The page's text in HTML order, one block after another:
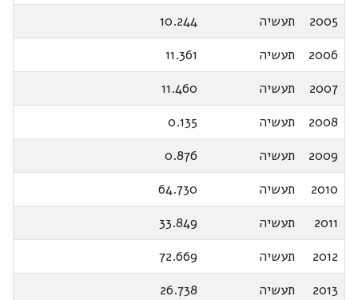
2005
תעשיה
10.244
2006
תעשיה
11.361
2007
תעשיה
11.460
2008
תעשיה
0.135
2009
תעשיה
0.876
2010
תעשיה
64.730
2011
תעשיה
33.849
2012
תעשיה
72.669
2013
תעשיה 26.738